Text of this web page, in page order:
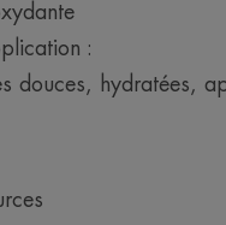
:
douces, hydratées,